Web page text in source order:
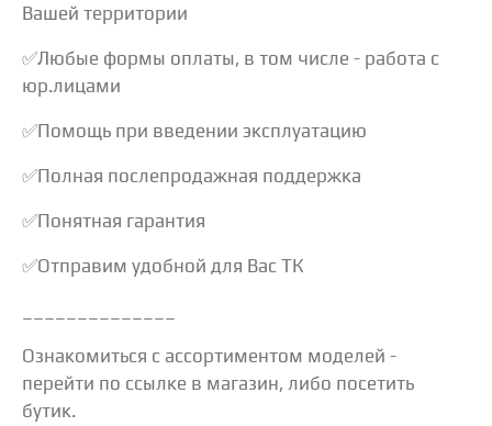
Вашей территории
✅Любые формы оплаты, в том числе - работа с
юр.лицами
✅Помощь при введении эксплуатацию
✅Полная послепродажная поддержка
✅Понятная гарантия
✅Отправим удобной для Вас ТК
Ознакомиться с ассортиментом моделей -
перейти по ссылке в магазин, либо посетить
бутик.